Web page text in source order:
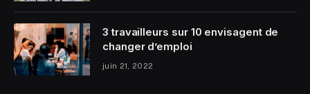
3 travailleurs sur 10 envisagent de
changer d’emploi
juin 21, 2022